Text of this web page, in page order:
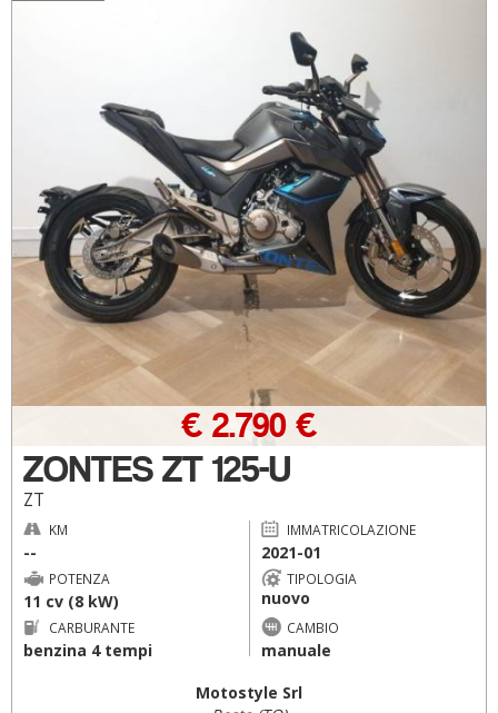
ZONTES ZT 125-U
ZT
€ 2.790 €
KM
--
IMMATRICOLAZIONE
2021-01
POTENZA
11 cv (8 kW)
TIPOLOGIA
nuovo
CARBURANTE
benzina 4 tempi
CAMBIO
manuale
Motostyle Srl